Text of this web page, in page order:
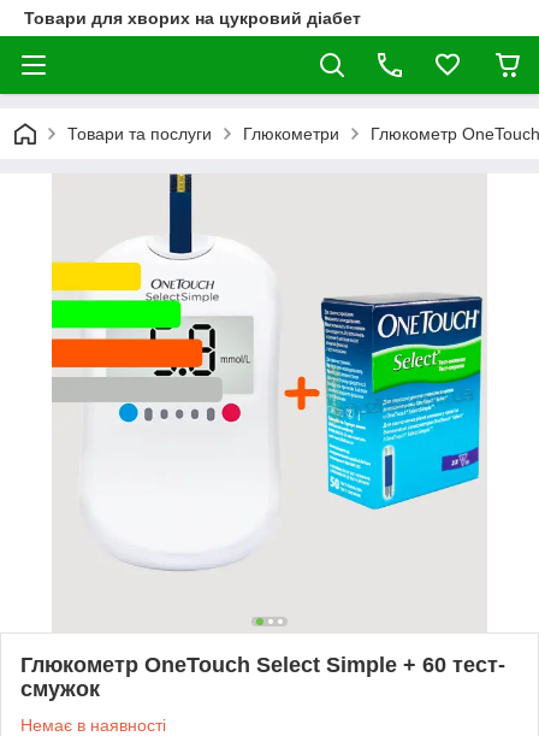
Товари для хворих на цукровий діабет
Товари та послуги Глюкометри Глюкометр
Глюкометр OneTouch Select Simple + 60 тест-
смужок
Немає в наявності